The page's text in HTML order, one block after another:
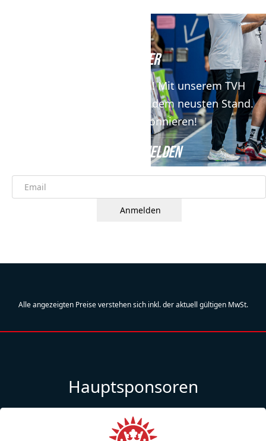
NEWSLETTER
Keine News mehr verpassen! Mit unserem TVH
Newsletter bist du immer auf dem neusten Stand.
Jetzt kostenfrei abonnieren!
JETZT ANMELDEN
Anmelden
Alle angezeigten Preise verstehen sich inkl. der aktuell gültigen MwSt.
Hauptsponsoren